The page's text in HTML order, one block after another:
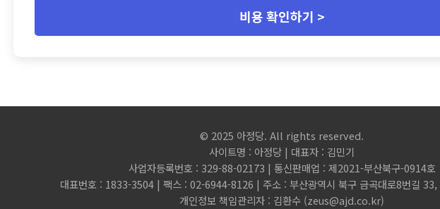
비용 확인하기 >
© 2025 아정당. All rights reserved.
사이트명 : 아정당 | 대표자 : 김민기
사업자등록번호 : 329-88-02173 | 통신판매업 : 제2021-부산북구-0914호
대표번호 : 1833-3504 | 팩스 : 02-6944-8126 | 주소 : 부산광역시 북구 금곡대로8번길 33,
개인정보 책임관리자 : 김환수 (zeus@ajd.co.kr)